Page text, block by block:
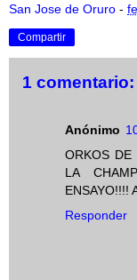
San Jose de Oruro -
Compartir
1 comentario:
Anónimo
ORKOS DE
LA
ENSAYO!!!!
Responder